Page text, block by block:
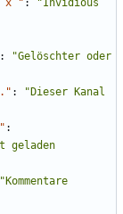
:
"Invidious
:
"Gelöschter oder
:
"Dieser Kanal
:
geladen
"Kommentare